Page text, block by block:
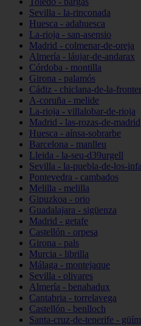
Sevilla - la-rinconada
Huesca - adahuesca
La-rioja - san-asensio
Madrid - colmenar-de-oreja
Almería - láujar-de-andarax
Córdoba - montilla
Girona - palamós
Cádiz - chiclana-de-la-
A-coruña - melide
La-rioja - villalobar-de-rioja
Madrid - las-rozas-de-madrid
Huesca - aínsa-sobrarbe
Barcelona - manlleu
Lleida - la-seu-d39urgell
Sevilla - la-puebla-de-los-
Pontevedra - cambados
Melilla - melilla
Gipuzkoa - orio
Guadalajara - sigüenza
Madrid - getafe
Castellón - orpesa
Girona - pals
Murcia - librilla
Málaga - montejaque
Sevilla - olivares
Almería - benahadux
Cantabria - torrelavega
Castellón - benlloch
Santa-cruz-de-tenerife -